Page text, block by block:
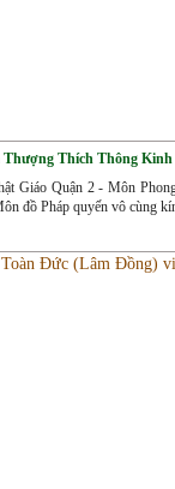
Thượng Thích Thông
Giáo Quận 2 - Môn
đồ Pháp quyến vô cùng